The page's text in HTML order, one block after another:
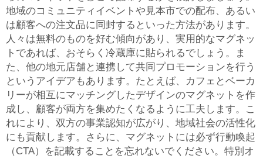
地域のコミュニティイベントや見本市での配布、あるい
は顧客への注文品に同封するといった方法があります。
人々は無料のものを好む傾向があり、実用的なマグネッ
トであれば、おそらく冷蔵庫に貼られるでしょう。ま
た、他の地元店舗と連携して共同プロモーションを行う
というアイデアもあります。たとえば、カフェとベーカ
リーが相互にマッチングしたデザインのマグネットを作
成し、顧客が両方を集めたくなるように工夫します。こ
れにより、双方の事業認知が広がり、地域社会の活性化
にも貢献します。さらに、マグネットには必ず行動喚起
（CTA）を記載することを忘れないでください。特別オ